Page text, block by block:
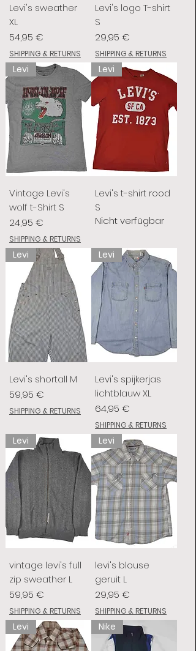
Levi's sweather
XL
Preis
54,95 €
SHIPPING & RETURNS
Levi's logo T-shirt
S
Preis
29,95 €
SHIPPING & RETURNS
Levi
Vintage Levi's
wolf t-Shirt S
Preis
24,95 €
SHIPPING & RETURNS
Levi
Levi's t-shirt rood
S
Nicht verfügbar
Levi
Levi's shortall M
Preis
59,95 €
SHIPPING & RETURNS
Levi
Levi's spijkerjas
lichtblauw XL
Preis
64,95 €
SHIPPING & RETURNS
Levi
vintage levi's full
zip sweather L
Preis
59,95 €
SHIPPING & RETURNS
Levi
levi's blouse
geruit L
Preis
29,95 €
SHIPPING & RETURNS
Levi Nike